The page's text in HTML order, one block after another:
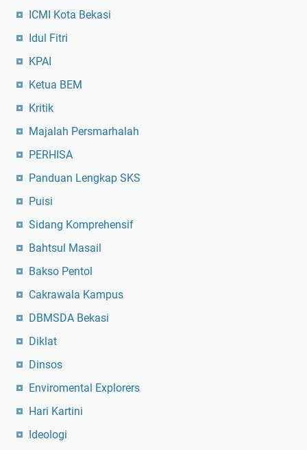
ICMI Kota Bekasi
Idul Fitri
KPAI
Ketua BEM
Kritik
Majalah Persmarhalah
PERHISA
Panduan Lengkap SKS
Puisi
Sidang Komprehensif
Bahtsul Masail
Bakso Pentol
Cakrawala Kampus
DBMSDA Bekasi
Diklat
Dinsos
Enviromental Explorers
Hari Kartini
Ideologi